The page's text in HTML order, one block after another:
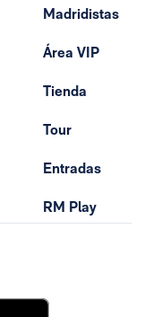
Madridistas
Área VIP
Tienda
Tour
Entradas
RM Play